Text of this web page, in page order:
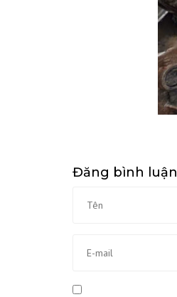
Đăng bình luận